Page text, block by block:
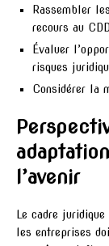
Rassembler
recours au
Évaluer
risques
Considérer la
l’avenir
Le cadre
les entreprises